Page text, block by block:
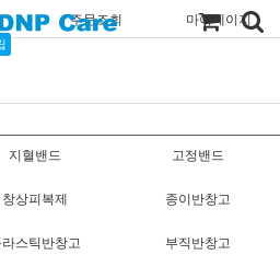
주문조회 마이페이지
지혈밴드 고정밴드
창상피복제 종이반창고
라스틱반창고 부직반창고